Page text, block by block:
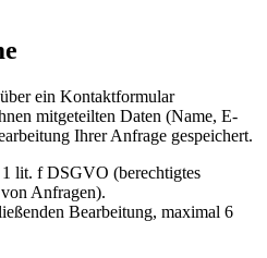
ein Kontaktformular
mitgeteilten Daten (Name, E-
Ihrer Anfrage gespeichert.
lit. f DSGVO (berechtigtes
Anfragen).
Bearbeitung, maximal 6